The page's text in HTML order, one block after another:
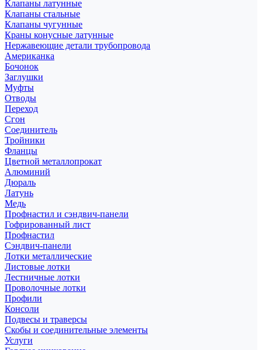
Клапаны латунные
Клапаны стальные
Клапаны чугунные
Краны конусные латунные
Нержавеющие детали трубопровода
Американка
Бочонок
Заглушки
Муфты
Отводы
Переход
Сгон
Соединитель
Тройники
Фланцы
Цветной металлопрокат
Алюминий
Дюраль
Латунь
Медь
Профнастил и сэндвич-панели
Гофрированный лист
Профнастил
Сэндвич-панели
Лотки металлические
Листовые лотки
Лестничные лотки
Проволочные лотки
Профили
Консоли
Подвесы и траверсы
Скобы и соединительные элементы
Услуги